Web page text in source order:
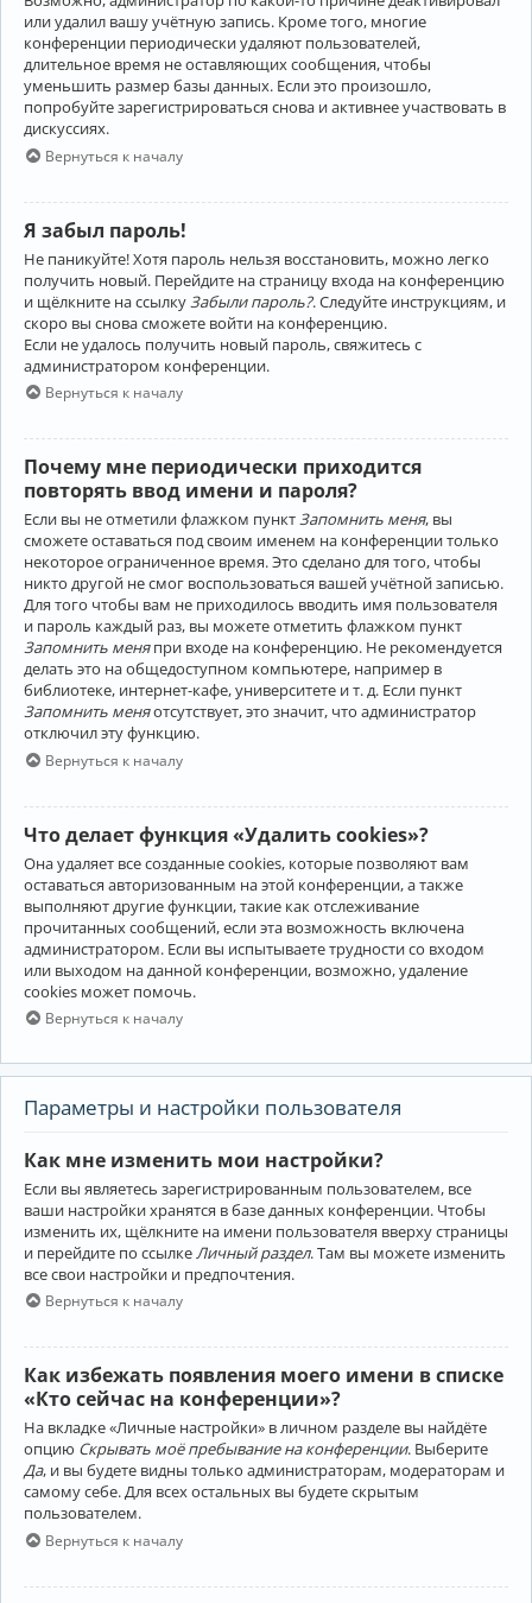
или удалил вашу учётную запись. Кроме того, многие
конференции периодически удаляют пользователей,
длительное время не оставляющих сообщения, чтобы
уменьшить размер базы данных. Если это произошло,
попробуйте зарегистрироваться снова и активнее участвовать в
дискуссиях.
Вернуться к началу
Я забыл пароль!
Не паникуйте! Хотя пароль нельзя восстановить, можно легко
получить новый. Перейдите на страницу входа на конференцию
и щёлкните на ссылку Забыли пароль?. Следуйте инструкциям, и
скоро вы снова сможете войти на конференцию.
Если не удалось получить новый пароль, свяжитесь с
администратором конференции.
Вернуться к началу
Почему мне периодически приходится
повторять ввод имени и пароля?
Если вы не отметили флажком пунктЗапомнить меня, вы
сможете оставаться под своим именем на конференции только
некоторое ограниченное время. Это сделано для того, чтобы
никто другой не смог воспользоваться вашей учётной записью.
Для того чтобы вам не приходилось вводить имя пользователя
и пароль каждый раз, вы можете отметить флажком пункт
Запомнить меняпри входе на конференцию. Не рекомендуется
делать это на общедоступном компьютере, например в
библиотеке, интернет-кафе, университете и т. д. Если пункт
Запомнить меняотсутствует, это значит, что администратор
отключил эту функцию.
Вернуться к началу
Что делает функция «Удалить cookies»?
Она удаляет все созданные cookies, которые позволяют вам
оставаться авторизованным на этой конференции, а также
выполняют другие функции, такие как отслеживание
прочитанных сообщений, если эта возможность включена
администратором. Если вы испытываете трудности со входом
или выходом на данной конференции, возможно, удаление
cookies может помочь.
Вернуться к началу
Параметры и настройки пользователя
Как мне изменить мои настройки?
Если вы являетесь зарегистрированным пользователем, все
ваши настройки хранятся в базе данных конференции. Чтобы
изменить их, щёлкните на имени пользователя вверху страницы
и перейдите по ссылке Личный раздел. Там вы можете изменить
все свои настройки и предпочтения.
Вернуться к началу
Как избежать появления моего имени в списке
«Кто сейчас на конференции»?
На вкладке «Личные настройки» в личном разделе вы найдёте
опцию Скрывать моё пребывание на конференции. Выберите
Да, и вы будете видны только администраторам, модераторам и
самому себе. Для всех остальных вы будете скрытым
пользователем.
Вернуться к началу